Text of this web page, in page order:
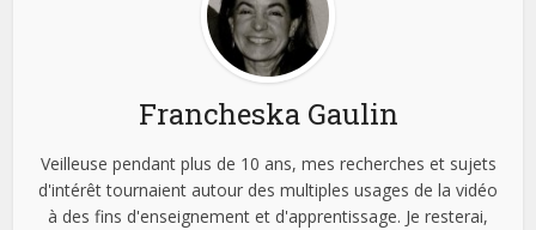
Francheska Gaulin
Veilleuse pendant plus de 10 ans, mes recherches et sujets
d'intérêt tournaient autour des multiples usages de la vidéo
à des fins d'enseignement et d'apprentissage. Je resterai,